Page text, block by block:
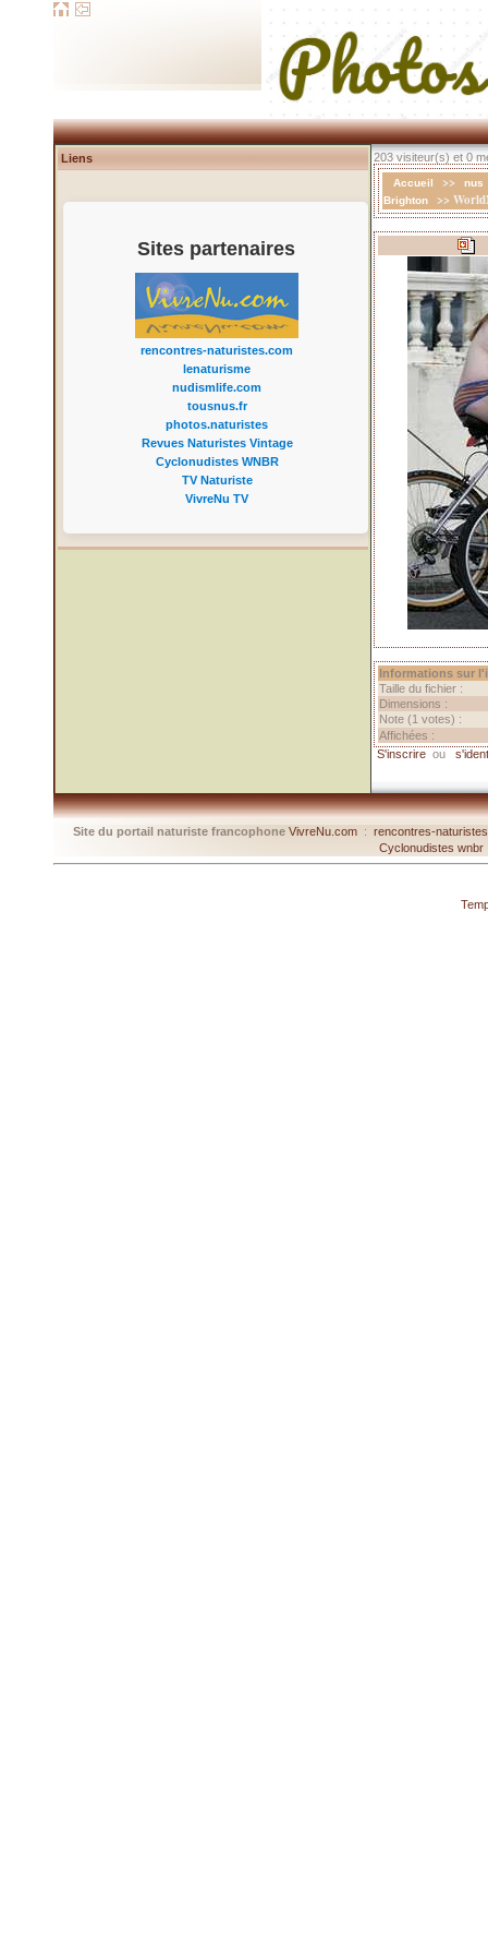
Liens
Sites partenaires
rencontres-naturistes.com
lenaturisme
nudismlife.com
tousnus.fr
photos.naturistes
Revues Naturistes Vintage
Cyclonudistes WNBR
TV Naturiste
VivreNu TV
203 visiteur(s) et 0
Accueil >>
nus
Brighton
>>
Informations sur
Taille du fichier :
Dimensions :
Note (1 votes) :
Affichées :
S'inscrire ou
Site du portail naturiste francophone VivreNu.com: rencontres-
Cyclonudistes wnbr